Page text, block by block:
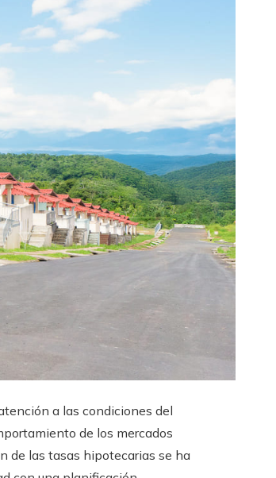
a las condiciones del
de los mercados
de las tasas hipotecarias se ha